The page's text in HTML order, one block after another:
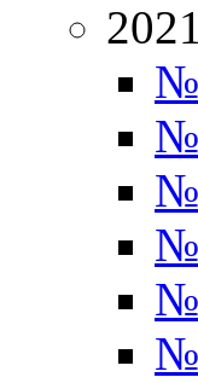
2021
№
№
№
№
№
№